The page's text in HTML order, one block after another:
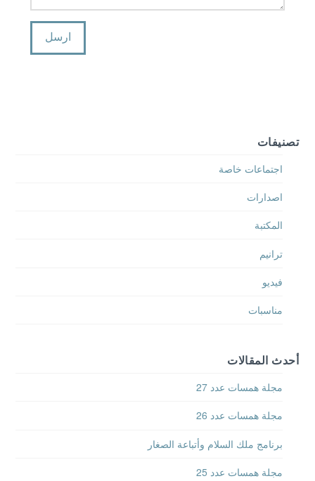
تصنيفات
اجتماعات خاصة
اصدارات
المكتبة
ترانيم
فيديو
مناسبات
أحدث المقالات
مجلة همسات عدد 27
مجلة همسات عدد 26
برنامج ملك السلام وأتباعة الصغار
مجلة همسات عدد 25